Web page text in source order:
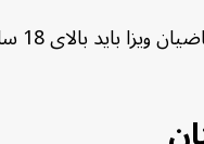
با یکی از والدین یا سرپرست قانونی خود اقدام نمایند.